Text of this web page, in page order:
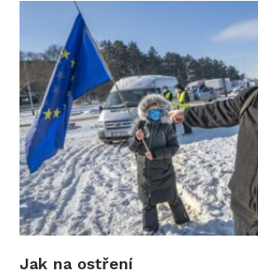
Jak na ostření